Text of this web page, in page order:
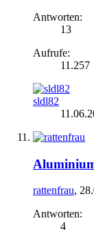
Antworten:
13
Aufrufe:
11.257
sldl82
rattenfrau,
Antworten:
4